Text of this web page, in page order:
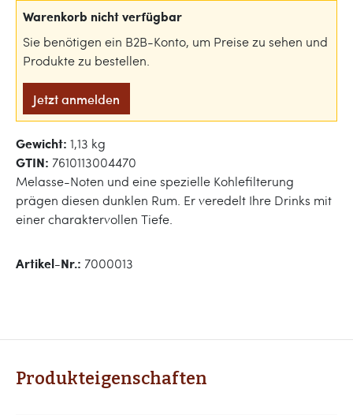
Warenkorb nicht verfügbar
Sie benötigen ein B2B-Konto, um Preise zu sehen und
Produkte zu bestellen.
Jetzt anmelden
Gewicht: 1,13 kg
GTIN: 7610113004470
Melasse-Noten und eine spezielle Kohlefilterung
prägen diesen dunklen Rum. Er veredelt Ihre Drinks mit
einer charaktervollen Tiefe.
Artikel-Nr.: 7000013
Produkteigenschaften